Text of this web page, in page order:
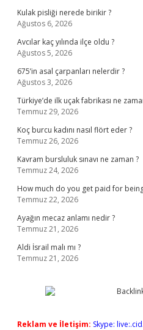
Kulak pisliği nerede birikir ?
Ağustos 6, 2026
Avcılar kaç yılında ilçe oldu ?
Ağustos 5, 2026
675’in asal çarpanları nelerdir ?
Ağustos 3, 2026
Türkiye’de ilk uçak fabrikası ne
Temmuz 29, 2026
Koç burcu kadını nasıl flört eder ?
Temmuz 26, 2026
Kavram bursluluk sınavı ne zaman ?
Temmuz 24, 2026
How much do you get paid for
Temmuz 22, 2026
Ayağın mecaz anlamı nedir ?
Temmuz 21, 2026
Aldi İsrail malı mı ?
Temmuz 21, 2026
Reklam ve İletişim: Skype: